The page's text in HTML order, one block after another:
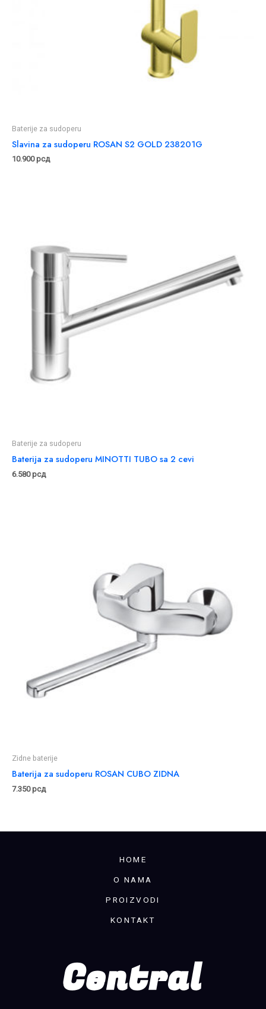
Baterije za sudoperu
Slavina za sudoperu ROSAN S2 GOLD 238201G
10.900рсд
Baterije za sudoperu
Baterija za sudoperu MINOTTI TUBO sa 2 cevi
6.580рсд
Zidne baterije
Baterija za sudoperu ROSAN CUBO ZIDNA
7.350рсд
HOME
O NAMA
PROIZVODI
KONTAKT